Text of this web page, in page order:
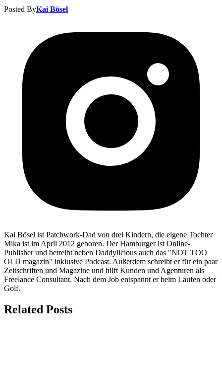
Posted ByKai Bösel
Kai Bösel ist Patchwork-Dad von drei Kindern, die eigene Tochter
Mika ist im April 2012 geboren. Der Hamburger ist Online-
Publisher und betreibt neben Daddylicious auch das "NOT TOO
OLD magazin" inklusive Podcast. Außerdem schreibt er für ein paar
Zeitschriften und Magazine und hilft Kunden und Agenturen als
Freelance Consultant. Nach dem Job entspannt er beim Laufen oder
Golf.
Related Posts